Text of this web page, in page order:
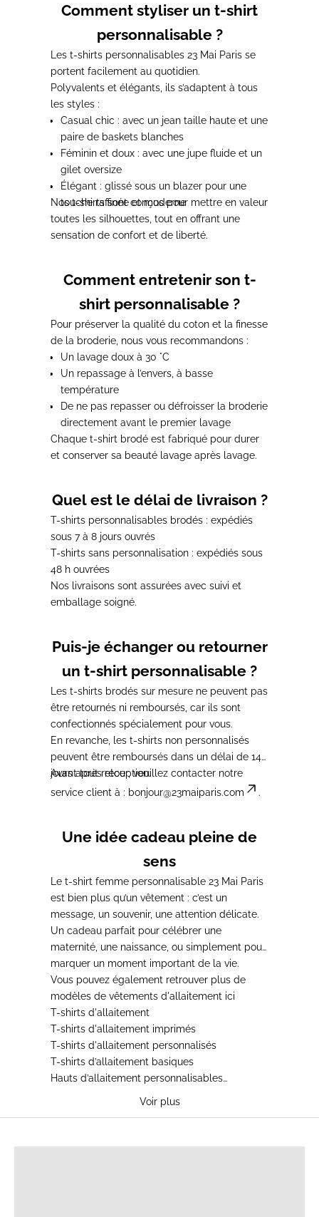
Comment styliser un t-shirt
personnalisable ?
Les t-shirts personnalisables 23 Mai Paris se
portent facilement au quotidien.
Polyvalents et élégants, ils s’adaptent à tous
les styles :
Casual chic : avec un jean taille haute et une
paire de baskets blanches
Féminin et doux : avec une jupe fluide et un
gilet oversize
Élégant : glissé sous un blazer pour une
touche raffinée et moderne
Nos t-shirts sont conçus pour mettre en valeur
toutes les silhouettes, tout en offrant une
sensation de confort et de liberté.
Comment entretenir son t-
shirt personnalisable ?
Pour préserver la qualité du coton et la finesse
de la broderie, nous vous recommandons :
Un lavage doux à 30 °C
Un repassage à l’envers , à basse
température
De ne pas repasser ou défroisser la broderie
directement avant le premier lavage
Chaque t-shirt brodé est fabriqué pour durer
et conserver sa beauté lavage après lavage.
Quel est le délai de livraison ?
T-shirts personnalisables brodés : expédiés
sous 7 à 8 jours ouvrés
T-shirts sans personnalisation : expédiés sous
48 h ouvrées
Nos livraisons sont assurées avec suivi et
emballage soigné.
Puis-je échanger ou retourner
un t-shirt personnalisable ?
Les t-shirts brodés sur mesure ne peuvent pas
être retournés ni remboursés, car ils sont
confectionnés spécialement pour vous.
En revanche, les t-shirts non personnalisés
peuvent être remboursés dans un délai de 14
joursaprès réception.
Avant tout retour, veuillez contacter notre
service client à : bonjour@23maiparis.com .
Une idée cadeau pleine de
sens
Le t-shirt femme personnalisable 23 Mai Paris
est bien plus qu’un vêtement : c’est un
message, un souvenir, une attention délicate.
Un cadeau parfait pour célébrer une
maternité, une naissance, ou simplement pour
marquer un moment important de la vie.
Vous pouvez également retrouver plus de
modèles de vêtements d'allaitement ici
T-shirts d'allaitement
T-shirts d'allaitement imprimés
T-shirts d'allaitement personnalisés
T-shirts d’allaitement basiques
Hauts d’allaitement personnalisables
Sweat-shirts d'allaitement
Voir plus